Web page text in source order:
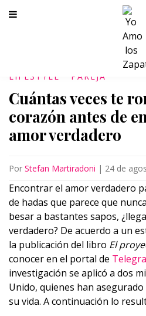
LIFESTYLE PAREJA
Cuántas veces te
corazón antes de
amor verdadero
Por Stefan Martiradoni | 24 de
Encontrar el amor verdadero
de hadas que parece que
besar a bastantes sapos,
verdadero? De acuerdo a un
la publicación del libro El
conocer en el portal de
investigación se aplicó a dos
Unido, quienes han
su vida. A continuación lo